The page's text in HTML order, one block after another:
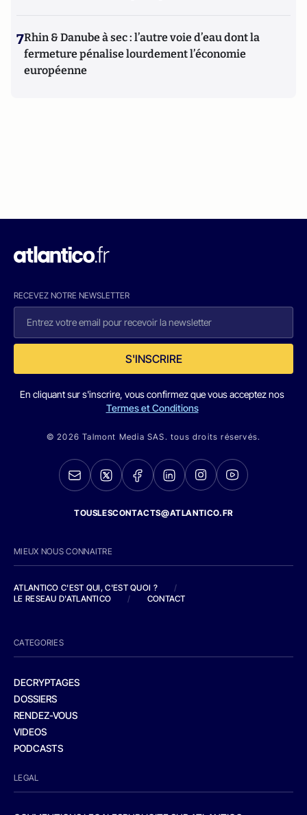
7Rhin & Danube à sec : l’autre voie d’eau dont la
fermeture pénalise lourdement l’économie
européenne
RECEVEZ NOTRE NEWSLETTER
S'INSCRIRE
En cliquant sur s'inscrire, vous confirmez que vous acceptez nos
Termes et Conditions
© 2026 Talmont Media SAS. tous droits réservés.
TOUSLESCONTACTS@ATLANTICO.FR
MIEUX NOUS CONNAITRE
ATLANTICO C'EST QUI, C'EST QUOI ?
/
LE RESEAU D'ATLANTICO
/ CONTACT
CATEGORIES
DECRYPTAGES
DOSSIERS
RENDEZ-VOUS
VIDEOS
PODCASTS
LEGAL